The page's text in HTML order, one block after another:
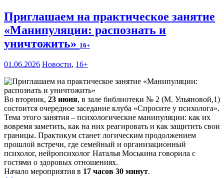
Приглашаем на практическое занятие
«Манипуляции: распознать и
уничтожить» 16+
01.06.2026 Новости, 16+
Во вторник, 23 июня, в зале библиотеки № 2 (М. Ульяновой,1)
состоится очередное заседание клуба «Спросите у психолога».
Тема этого занятия – психологические манипуляции: как их
вовремя заметить, как на них реагировать и как защитить свои
границы. Практикум станет логическим продолжением
прошлой встречи, где семейный и организационный
психолог, нейропсихолог Наталья Моськина говорила с
гостями о здоровых отношениях.
Начало мероприятия в 17 часов 30 минут.